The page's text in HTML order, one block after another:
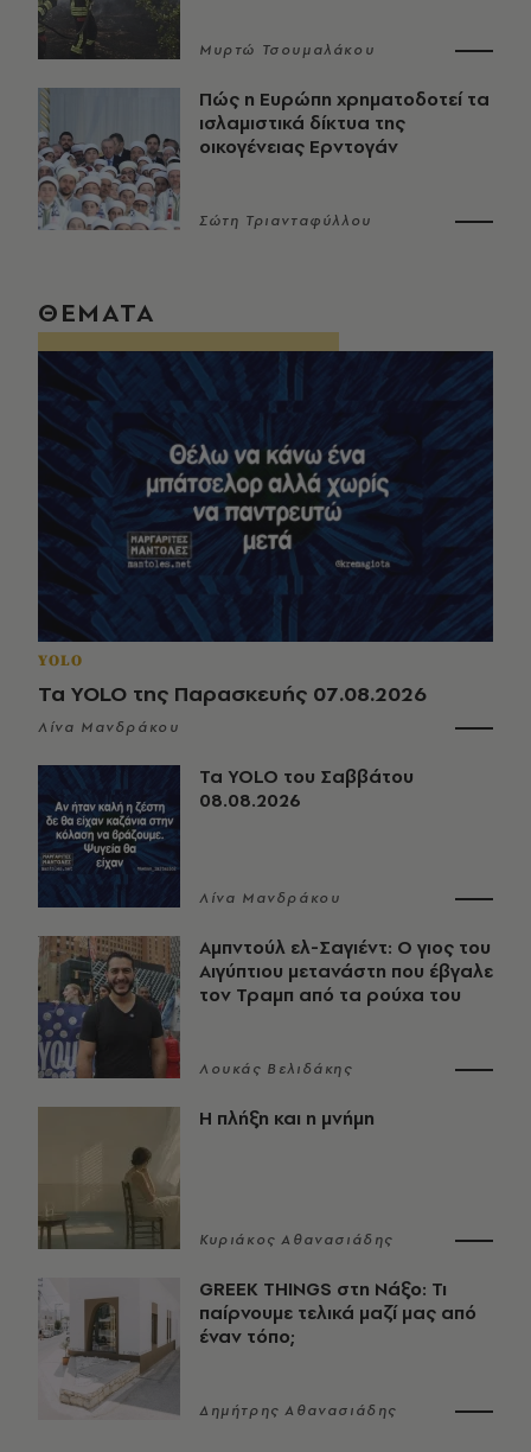
Μυρτώ Τσουμαλάκου
Πώς η Ευρώπη χρηματοδοτεί τα
ισλαμιστικά δίκτυα της
οικογένειας Ερντογάν
Σώτη Τριανταφύλλου
ΘΕΜΑΤΑ
YOLO
Τα YOLO της Παρασκευής 07.08.2026
Λίνα Μανδράκου
Τα YOLO του Σαββάτου
08.08.2026
Λίνα Μανδράκου
Αμπντούλ ελ-Σαγιέντ: Ο γιος του
Αιγύπτιου μετανάστη που έβγαλε
τον Τραμπ από τα ρούχα του
Λουκάς Βελιδάκης
Η πλήξη και η μνήμη
Κυριάκος Αθανασιάδης
GREEK THINGS στη Νάξο: Τι
παίρνουμε τελικά μαζί μας από
έναν τόπο;
Δημήτρης Αθανασιάδης